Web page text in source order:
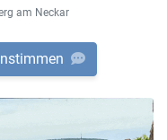
am Neckar